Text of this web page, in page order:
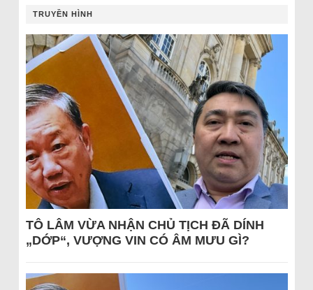
TRUYỀN HÌNH
TÔ LÂM VỪA NHẬN CHỦ TỊCH ĐÃ DÍNH
„DỚP“, VƯỢNG VIN CÓ ÂM MƯU GÌ?